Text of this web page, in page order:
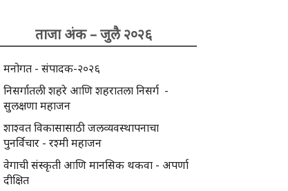
ताजा अंक – जुलै २०२६
मनोगत - संपादक-२०२६
निसर्गातली शहरे आणि शहरातला निसर्ग -
सुलक्षणा महाजन
शाश्वत विकासासाठी जलव्यवस्थापनाचा
पुनर्विचार - रश्मी महाजन
वेगाची संस्कृती आणि मानसिक थकवा - अपर्णा
दीक्षित